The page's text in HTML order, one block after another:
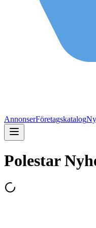
AnnonserFöretagskatalogNy
Polestar